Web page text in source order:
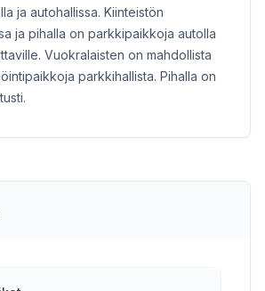
ja autohallissa. Kiinteistön
ja pihalla on parkkipaikkoja autolla
Vuokralaisten on mahdollista
parkkihallista. Pihalla on